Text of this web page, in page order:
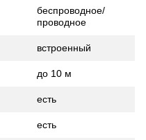
беспроводное/
проводное
встроенный
до 10 м
есть
есть